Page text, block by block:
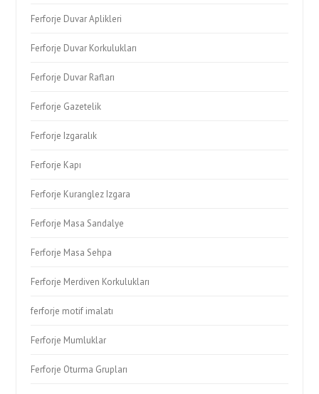
Ferforje Duvar Aplikleri
Ferforje Duvar Korkulukları
Ferforje Duvar Rafları
Ferforje Gazetelik
Ferforje Izgaralık
Ferforje Kapı
Ferforje Kuranglez Izgara
Ferforje Masa Sandalye
Ferforje Masa Sehpa
Ferforje Merdiven Korkulukları
ferforje motif imalatı
Ferforje Mumluklar
Ferforje Oturma Grupları